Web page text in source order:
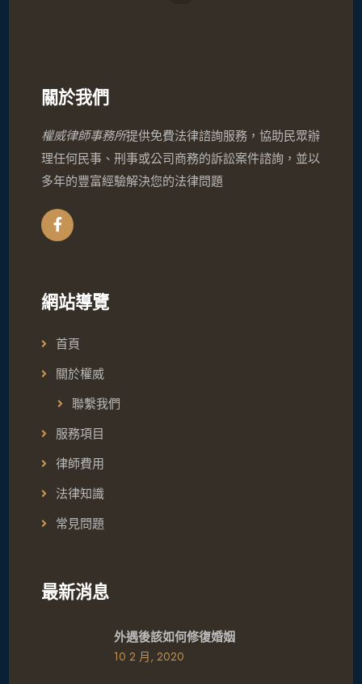
關於我們
權威律師事務所提供免費法律諮詢服務，協助民眾辦
理任何民事、刑事或公司商務的訴訟案件諮詢，並以
多年的豐富經驗解決您的法律問題
網站導覽
首頁
關於權威
聯繫我們
服務項目
律師費用
法律知識
常見問題
最新消息
外遇後該如何修復婚姻
10 2 月, 2020